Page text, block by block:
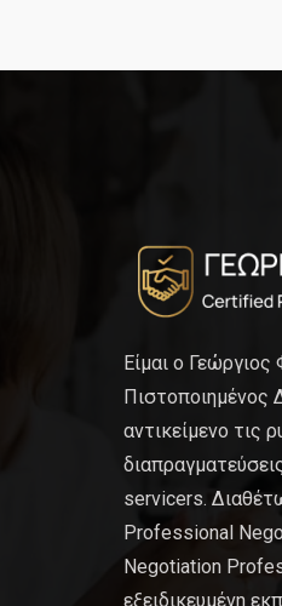
Είμαι ο
Πιστοποιημένος
αντικείμενο τις
servicers.
Professional
Negotiation
εξειδικευμένη